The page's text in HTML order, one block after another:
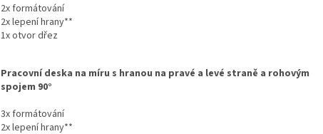
2x formátování
2x lepení hrany**
1x otvor dřez
Pracovní deska na míru s hranou na pravé a levé straně a rohovým
spojem 90°
3x formátování
2x lepení hrany**